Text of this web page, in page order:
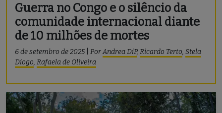
Guerra no Congo e o silêncio da
comunidade internacional diante
de 10 milhões de mortes
6 de setembro de 2025 PorAndrea DiP, Ricardo Terto, Stela
Diogo, Rafaela de Oliveira